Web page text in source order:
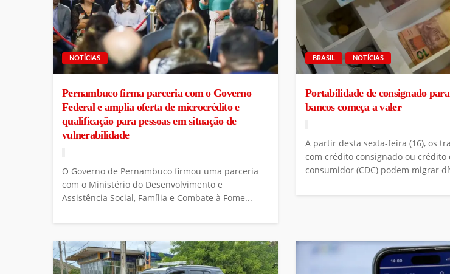
NOTÍCIAS
Pernambuco firma parceria com o Governo
Federal e amplia oferta de microcrédito e
qualificação para pessoas em situação de
vulnerabilidade
O Governo de Pernambuco firmou uma parceria
com o Ministério do Desenvolvimento e
Assistência Social, Família e Combate à Fome...
BRASIL NOTÍCIAS
Portabilidade de consignado
bancos começa a valer
A partir desta sexta-feira (16), os
com crédito consignado ou crédito
consumidor (CDC) podem migrar